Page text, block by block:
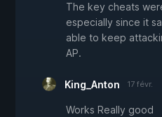
The key cheats
especially since it
able to keep
AP.
King_Anton 17 févr.
Works Really good